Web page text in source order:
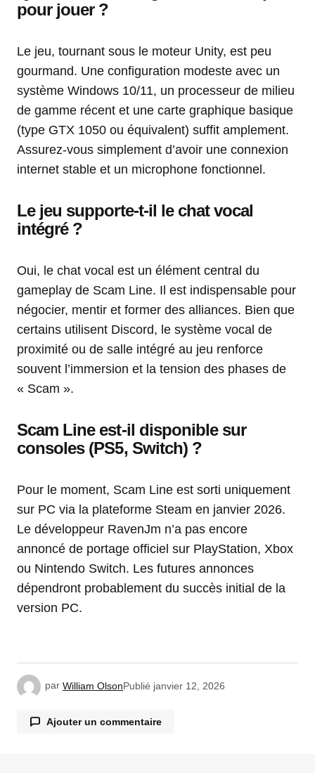
pour jouer ?
Le jeu, tournant sous le moteur Unity, est peu
gourmand. Une configuration modeste avec un
système Windows 10/11, un processeur de milieu
de gamme récent et une carte graphique basique
(type GTX 1050 ou équivalent) suffit amplement.
Assurez-vous simplement d’avoir une connexion
internet stable et un microphone fonctionnel.
Le jeu supporte-t-il le chat vocal
intégré ?
Oui, le chat vocal est un élément central du
gameplay de Scam Line. Il est indispensable pour
négocier, mentir et former des alliances. Bien que
certains utilisent Discord, le système vocal de
proximité ou de salle intégré au jeu renforce
souvent l’immersion et la tension des phases de
« Scam ».
Scam Line est-il disponible sur
consoles (PS5, Switch) ?
Pour le moment, Scam Line est sorti uniquement
sur PC via la plateforme Steam en janvier 2026.
Le développeur RavenJm n’a pas encore
annoncé de portage officiel sur PlayStation, Xbox
ou Nintendo Switch. Les futures annonces
dépendront probablement du succès initial de la
version PC.
par William OlsonPublié janvier 12, 2026
Ajouter un commentaire